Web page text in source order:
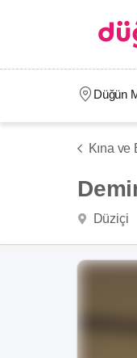
Düğün
Kına
Düziçi